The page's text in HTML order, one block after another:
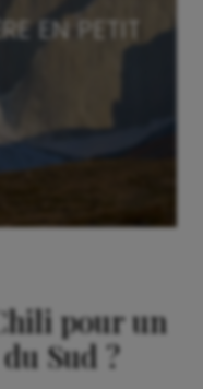
EN PETIT
pour un
Sud ?